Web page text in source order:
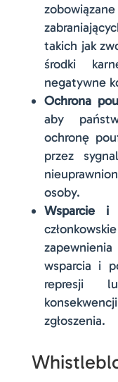
takich jak
środki
negatywne
Ochrona
aby
ochronę
przez
osoby.
Wsparcie i
wsparcia i
represji
zgłoszenia.